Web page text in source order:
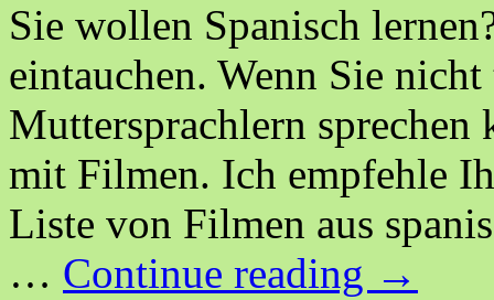
Sie wollen Spanisch
eintauchen. Wenn Sie
Muttersprachlern sprechen
mit Filmen. Ich empfehle
Liste von Filmen aus
… Continue reading →